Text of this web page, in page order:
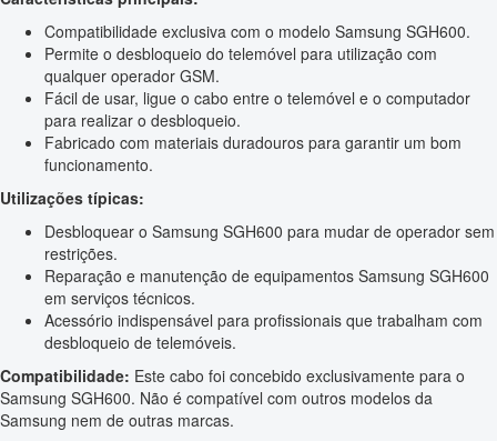
Compatibilidade exclusiva com o modelo Samsung SGH600.
Permite o desbloqueio do telemóvel para utilização com
qualquer operador GSM.
Fácil de usar, ligue o cabo entre o telemóvel e o computador
para realizar o desbloqueio.
Fabricado com materiais duradouros para garantir um bom
funcionamento.
Utilizações típicas:
Desbloquear o Samsung SGH600 para mudar de operador sem
restrições.
Reparação e manutenção de equipamentos Samsung SGH600
em serviços técnicos.
Acessório indispensável para profissionais que trabalham com
desbloqueio de telemóveis.
Compatibilidade: Este cabo foi concebido exclusivamente para o
Samsung SGH600. Não é compatível com outros modelos da
Samsung nem de outras marcas.